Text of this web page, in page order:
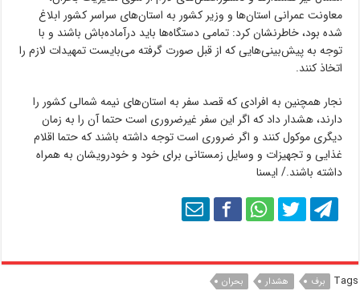
معاونت عمرانی استان‌ها و وزیر کشور به استان‌های سراسر کشور ابلاغ
شده بود، خاطرنشان کرد: تمامی دستگاه‌ها باید درآماده‌باش باشند و با
توجه به پیش‌بینی‌هایی که از قبل صورت گرفته می‌بایست تمهیدات لازم را
اتخاذ کنند.
نجار همچنین به افرادی که قصد سفر به استان‌های نیمه شمالی کشور را
دارند، هشدار داد که اگر این سفر غیرضروری است حتما آن را به زمان
دیگری موکول کنند و اگر ضروری است توجه داشته باشند که حتما اقلام
غذایی و تجهیزات و وسایل زمستانی برای خود و خودرویشان به همراه
داشته باشند./ ایسنا
Tags برف هشدار بحران